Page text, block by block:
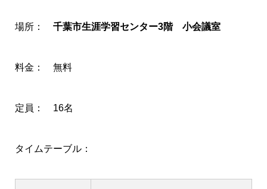
場所： 千葉市生涯学習センター3階 小会議室
料金： 無料
定員： 16名
タイムテーブル：